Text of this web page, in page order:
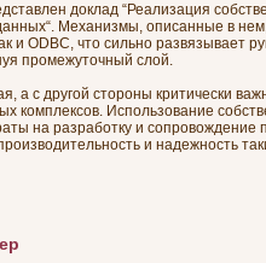
доклад “Реализация
Механизмы, описанные в
и ODBC, что сильно развязывает
промежуточный слой.
а с другой стороны критически
комплексов. Использование
на разработку и сопровождение
и надежность